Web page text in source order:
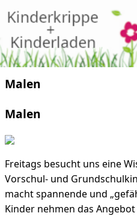
Malen
Malen
Freitags besucht uns eine
Vorschul- und
macht spannende und
Kinder nehmen das